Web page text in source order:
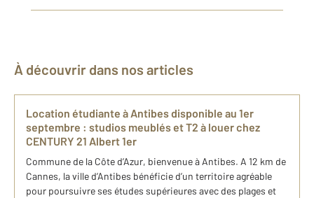
À découvrir dans nos articles
Location étudiante à Antibes disponible au 1er
septembre : studios meublés et T2 à louer chez
CENTURY 21 Albert 1er
Commune de la Côte d’Azur, bienvenue à Antibes. A 12 km de
Cannes, la ville d’Antibes bénéficie d’un territoire agréable
pour poursuivre ses études supérieures avec des plages et